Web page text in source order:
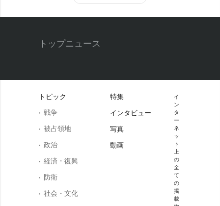
トップニュース
トピック
戦争
被占領地
政治
経済・復興
防衛
社会・文化
特集
インタビュー
写真
動画
イ
ン
タ
ー
ネ
ッ
ト
上
の
全
て
の
掲
載